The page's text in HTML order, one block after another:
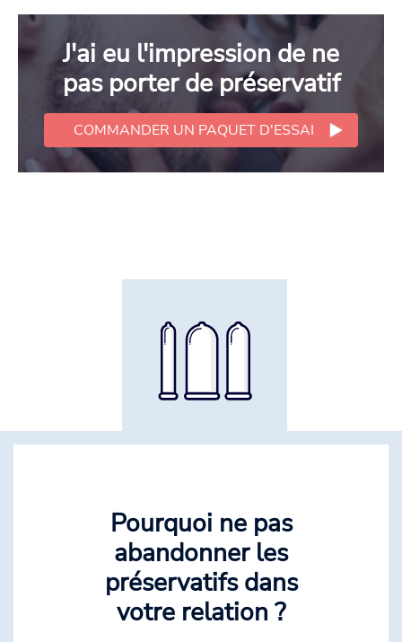
J'ai eu l'impression de ne
pas porter de préservatif
COMMANDER UN PAQUET D'ESSAI
Pourquoi ne pas
abandonner les
préservatifs dans
votre relation ?